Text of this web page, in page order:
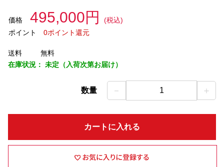
価格 495,000円
(税込)
ポイント
0ポイント還元
送料
無料
在庫状況： 未定（入荷次第お届け）
数量 － 1 ＋
カートに入れる